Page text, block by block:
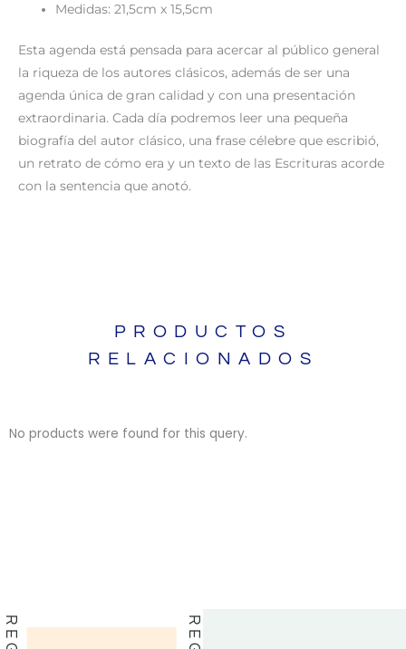
Medidas: 21,5cm x 15,5cm
Esta agenda está pensada para acercar al público general
la riqueza de los autores clásicos, además de ser una
agenda única de gran calidad y con una presentación
extraordinaria. Cada día podremos leer una pequeña
biografía del autor clásico, una frase célebre que escribió,
un retrato de cómo era y un texto de las Escrituras acorde
con la sentencia que anotó.
PRODUCTOS
RELACIONADOS
No products were found for this query.